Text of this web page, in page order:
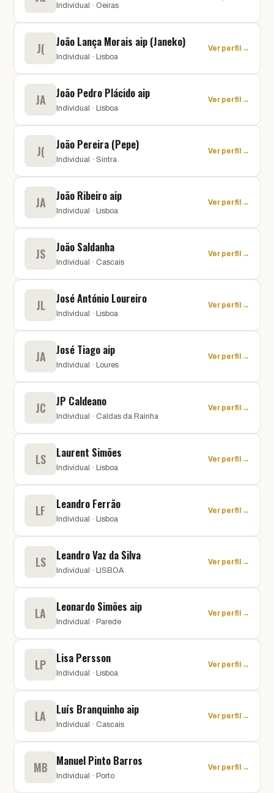
Individual · Oeiras
J( João Lança Morais aip (Janeko)
Individual · Lisboa
Ver perfil →
JA João Pedro Plácido aip
Individual · Lisboa
Ver perfil →
J( João Pereira (Pepe)
Individual · Sintra
Ver perfil →
JA João Ribeiro aip
Individual · Lisboa
Ver perfil →
JS João Saldanha
Individual · Cascais
Ver perfil →
JL José António Loureiro
Individual · Lisboa
Ver perfil →
JA José Tiago aip
Individual · Loures
Ver perfil →
JC JP Caldeano
Individual · Caldas da Rainha
Ver perfil →
LS Laurent Simões
Individual · Lisboa
Ver perfil →
LF Leandro Ferrão
Individual · Lisboa
Ver perfil →
LS Leandro Vaz da Silva
Individual · LISBOA
Ver perfil →
LA Leonardo Simões aip
Individual · Parede
Ver perfil →
LP Lisa Persson
Individual · Lisboa
Ver perfil →
LA Luís Branquinho aip
Individual · Cascais
Ver perfil →
MB Manuel Pinto Barros
Individual · Porto
Ver perfil →